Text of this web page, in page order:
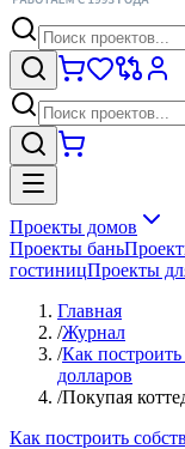
Проекты домов
Проекты бань
гостиницПроекты
Главная
/Журнал
/Как
долларов
/Покупая
Как построить